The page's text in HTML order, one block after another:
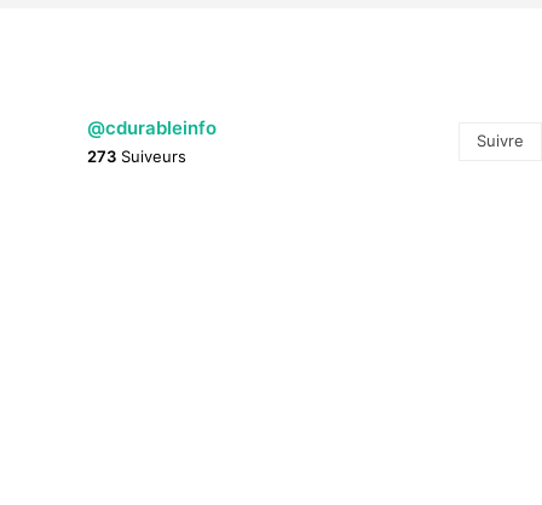
@cdurableinfo
273 Suiveurs
Suivre